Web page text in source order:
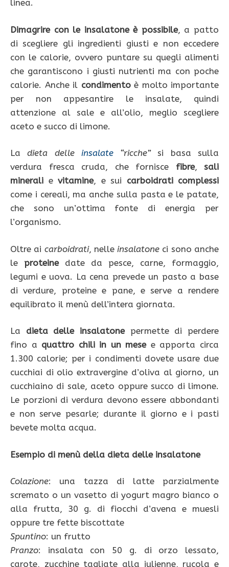
linea.
Dimagrire con le insalatone è possibile, a patto
di scegliere gli ingredienti giusti e non eccedere
con le calorie, ovvero puntare su quegli alimenti
che garantiscono i giusti nutrienti ma con poche
calorie. Anche il condimentoè molto importante
per non appesantire le insalate, quindi
attenzione al sale e all’olio, meglio scegliere
aceto e succo di limone.
Ladieta delle insalate“ricche”si basa sulla
verdura fresca cruda, che fornisce fibre, sali
minerali e vitamine, e sui carboidrati complessi
come i cereali, ma anche sulla pasta e le patate,
che sono un’ottima fonte di energia per
l’organismo.
Oltre ai carboidrati, nelleinsalatone ci sono anche
le proteinedate da pesce, carne, formaggio,
legumi e uova. La cena prevede un pasto a base
di verdure, proteine e pane, e serve a rendere
equilibrato il menù dell’intera giornata.
La dieta delle insalatonepermette di perdere
fino a quattro chili in un mesee apporta circa
1.300 calorie; per i condimenti dovete usare due
cucchiai di olio extravergine d’oliva al giorno, un
cucchiaino di sale, aceto oppure succo di limone.
Le porzioni di verdura devono essere abbondanti
e non serve pesarle; durante il giorno e i pasti
bevete molta acqua.
Esempio di menù della dieta delle insalatone
Colazione: una tazza di latte parzialmente
scremato o un vasetto di yogurt magro bianco o
alla frutta, 30 g. di fiocchi d’avena e muesli
oppure tre fette biscottate
Spuntino: un frutto
Pranzo: insalata con 50 g. di orzo lessato,
carote, zucchine tagliate alla julienne, rucola e